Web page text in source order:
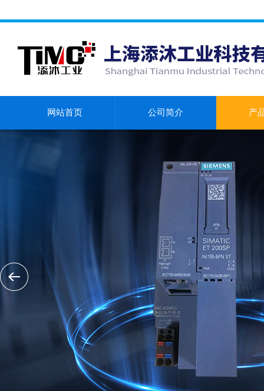
网站首页 公司简介 产